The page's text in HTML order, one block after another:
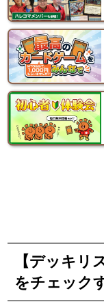
【デッキリ
をチェック